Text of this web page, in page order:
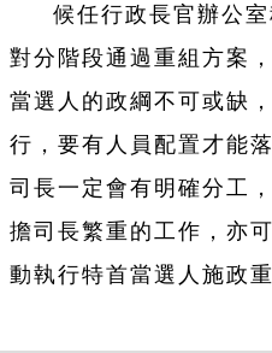
候任行政長官辦公
對分階段通過重組方案
當選人的政綱不可或缺
行，要有人員配置才能
司長一定會有明確分工
擔司長繁重的工作，亦
動執行特首當選人施政